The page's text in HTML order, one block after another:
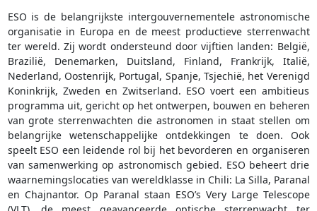
ESO is de belangrijkste intergouvernementele astronomische
organisatie in Europa en de meest productieve sterrenwacht
ter wereld. Zij wordt ondersteund door vijftien landen: België,
Brazilië, Denemarken, Duitsland, Finland, Frankrijk, Italië,
Nederland, Oostenrijk, Portugal, Spanje, Tsjechië, het Verenigd
Koninkrijk, Zweden en Zwitserland. ESO voert een ambitieus
programma uit, gericht op het ontwerpen, bouwen en beheren
van grote sterrenwachten die astronomen in staat stellen om
belangrijke wetenschappelijke ontdekkingen te doen. Ook
speelt ESO een leidende rol bij het bevorderen en organiseren
van samenwerking op astronomisch gebied. ESO beheert drie
waarnemingslocaties van wereldklasse in Chili: La Silla, Paranal
en Chajnantor. Op Paranal staan ESO’s Very Large Telescope